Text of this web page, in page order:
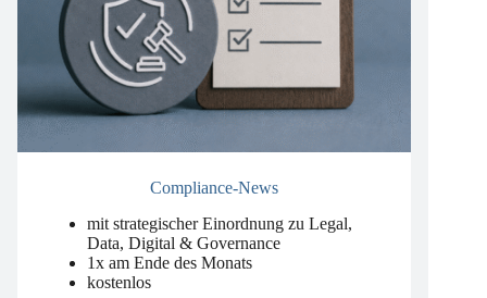
mit strategischer Einordnung zu Legal,
Data, Digital & Governance
1x am Ende des Monats